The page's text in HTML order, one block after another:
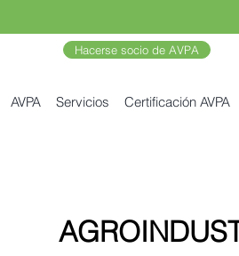
Hacerse socio de AVPA
AVPA Servicios Certificación AVPA